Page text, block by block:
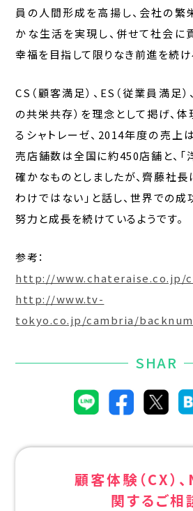
員の人間形成を高揚し、会社の繁
かな生活を実現し、併せて社会に
幸福を目指して限りなき前進を続け
CS（顧客満足）、ES（従業員満足
の共栄共存）を理念として掲げ、体
るシャトレーゼ、2014年度の売上
売店舗数は全国に約450店舗と、「
確かなものとしましたが、齊藤社長
わけではない」と話し、世界での成
努力と成長を続けているようです。
参考：
http://www.chateraise.co.jp/
http://www.tv-
tokyo.co.jp/cambria/
SHAR
顧客体験（CX）
関するご相